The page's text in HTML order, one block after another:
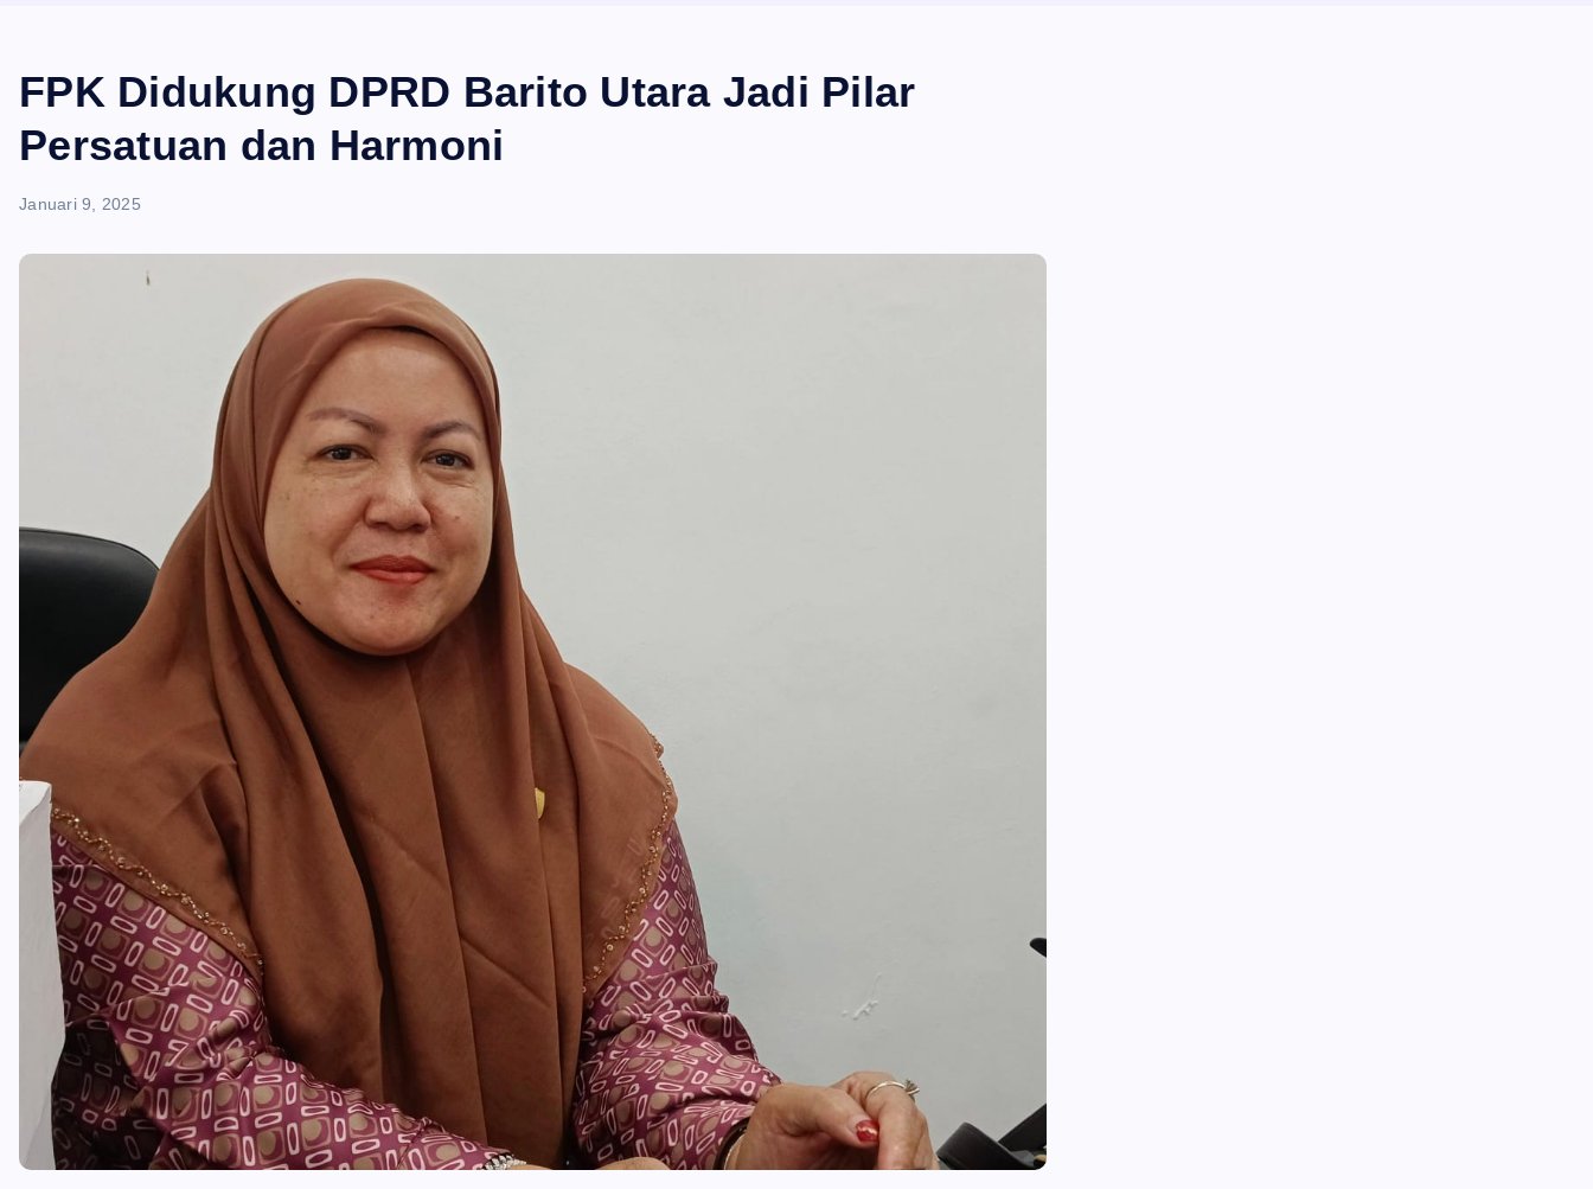
FPK Didukung DPRD Barito Utara Jadi Pilar
Persatuan dan Harmoni
Januari 9, 2025